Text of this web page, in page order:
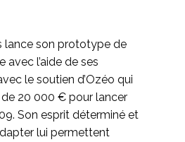
lance son prototype de
l’aide de ses
le soutien d’Ozéo qui
de 20 000 € pour lancer
Son esprit déterminé et
lui permettent